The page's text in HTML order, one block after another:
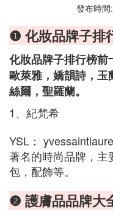
發布時
❶ 化妝品牌子排
化妝品牌子排行榜前
歐萊雅，嬌韻詩，
絲爾，聖羅蘭。
1、紀梵希
YSL：
著名的時尚品牌，主
包，配飾等。
❷ 護膚品品牌大